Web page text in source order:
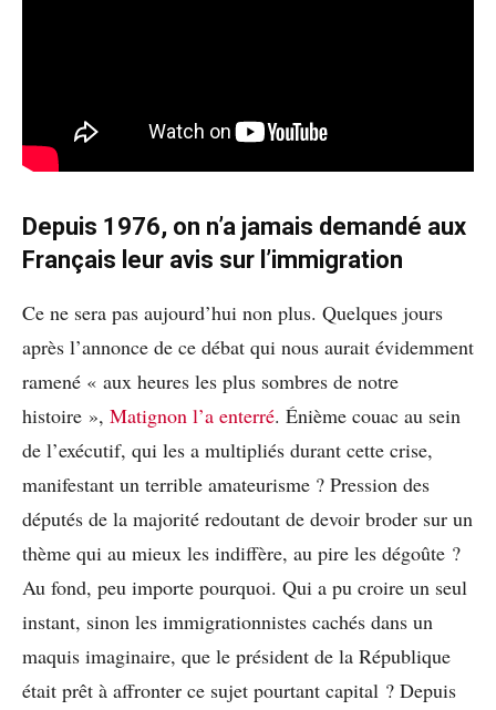
Depuis 1976, on n’a jamais demandé aux
Français leur avis sur l’immigration
Ce ne sera pas aujourd’hui non plus. Quelques jours
après l’annonce de ce débat qui nous aurait évidemment
ramené « aux heures les plus sombres de notre
histoire », Matignon l’a enterré. Énième couac au sein
de l’exécutif, qui les a multipliés durant cette crise,
manifestant un terrible amateurisme ? Pression des
députés de la majorité redoutant de devoir broder sur un
thème qui au mieux les indiffère, au pire les dégoûte ?
Au fond, peu importe pourquoi. Qui a pu croire un seul
instant, sinon les immigrationnistes cachés dans un
maquis imaginaire, que le président de la République
était prêt à affronter ce sujet pourtant capital ? Depuis